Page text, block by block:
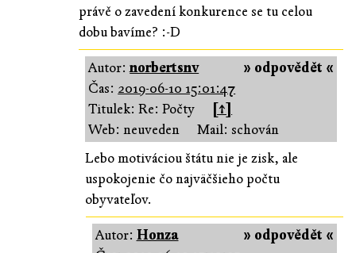
právě o zavedení konkurence se tu celou
dobu bavíme? :-D
» odpovědět «
Autor:norbertsnv
Čas: 2019-06-10 15:01:47
Titulek: Re: Počty
[↑]
Web: neuveden
Mail: schován
Lebo motiváciou štátu nie je zisk, ale
uspokojenie čo najväčšieho počtu
obyvateľov.
» odpovědět «
Autor: Honza